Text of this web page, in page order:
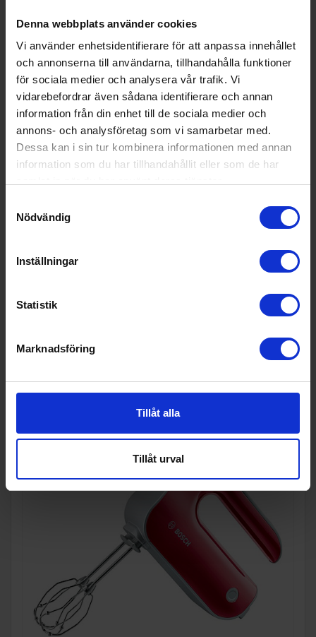
Denna webbplats använder cookies
Vi använder enhetsidentifierare för att anpassa innehållet
och annonserna till användarna, tillhandahålla funktioner
för sociala medier och analysera vår trafik. Vi
vidarebefordrar även sådana identifierare och annan
information från din enhet till de sociala medier och
annons- och analysföretag som vi samarbetar med.
Dessa kan i sin tur kombinera informationen med annan
information som du har tillhandahållit eller som de har
Nödvändig
Inställningar
Statistik
Marknadsföring
Tillåt alla
Tillåt urval
27%
BoschMFQ40301 - Extra tyst, Kraftfull motor
Effekt (w): 500
579:-
I lager